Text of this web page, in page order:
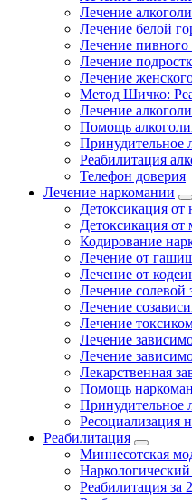
Лечение
Лечение белой
Лечение пивного
Лечение
Лечение
Метод Шичко:
Лечение
Помощь
Принудительное
Реабилитация
Телефон доверия
Лечение наркомании
Детоксикация от
Детоксикация от
Кодирование
Лечение от
Лечение от
Лечение солевой
Лечение
Лечение
Лечение
Лечение
Лекарственная
Помощь
Принудительное
Ресоциализация
Реабилитация
Миннесотская
Реабилитация за